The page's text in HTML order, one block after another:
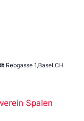
Rebgasse 1,Basel,CH
Spalen